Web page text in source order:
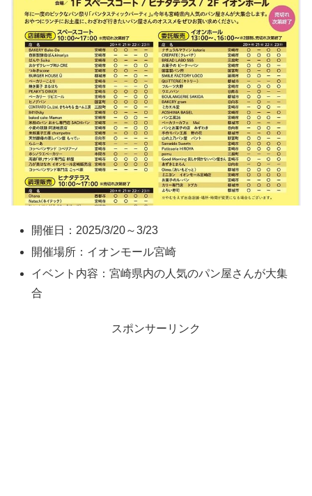
開催日：2025/3/20～3/23
開催場所：イオンモール宮崎
イベント内容：宮崎県内の人気のパン屋さんが大集
合
スポンサーリンク